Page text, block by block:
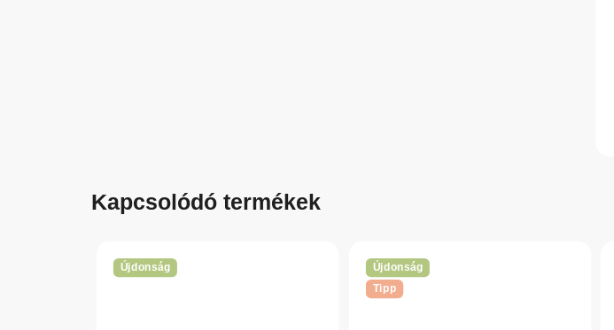
Kapcsolódó termékek
Újdonság
Újdonság
Tipp